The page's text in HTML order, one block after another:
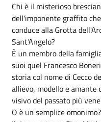
Chi è il misterioso
dell'imponente graffito
conduce alla Grotta
Sant'Angelo?
È un membro della
suoi quel Francesco
storia col nome di Cecco
allievo, modello e
visivo del passato più
O è un semplice omonimo?